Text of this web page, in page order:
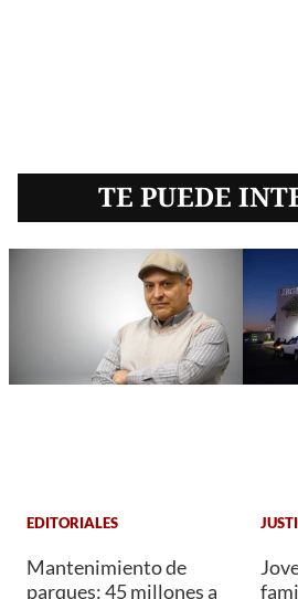
TE PUEDE
EDITORIALES
Mantenimiento de
parques: 45 millones a